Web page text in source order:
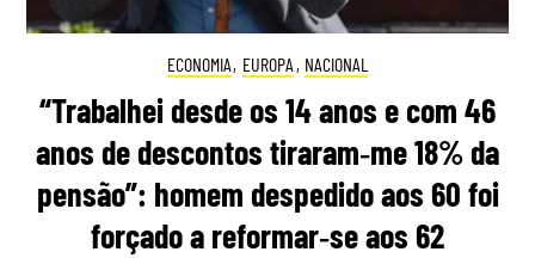
ECONOMIA, EUROPA , NACIONAL
“Trabalhei desde os 14 anos e com 46
anos de descontos tiraram‑me 18% da
pensão”: homem despedido aos 60 foi
forçado a reformar‑se aos 62